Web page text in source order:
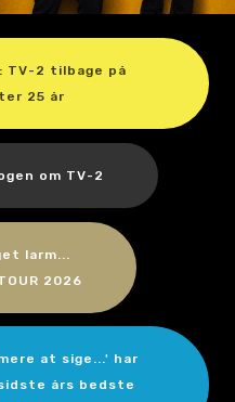
TV-2 tilbage på
25 år
om TV-2
larm...
2026
at sige...' har
års bedste